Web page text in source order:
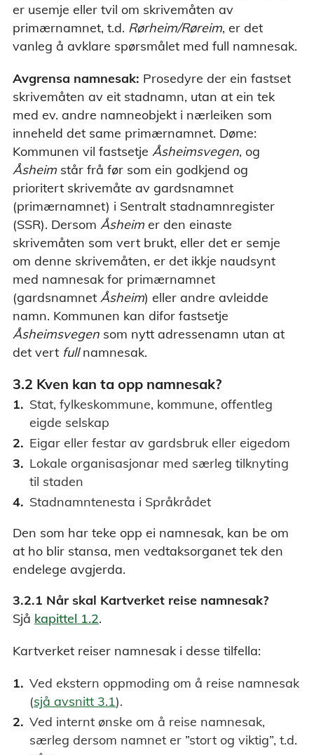
er usemje eller tvil om skrivemåten av
primærnamnet, t.d. Rørheim/Røreim, er det
vanleg å avklare spørsmålet med full namnesak.
Avgrensa namnesak: Prosedyre der ein fastset
skrivemåten av eit stadnamn, utan at ein tek
med ev. andre namneobjekt i nærleiken som
inneheld det same primærnamnet. Døme:
Kommunen vil fastsetje Åsheimsvegen, og
Åsheim står frå før som ein godkjend og
prioritert skrivemåte av gardsnamnet
(primærnamnet) i Sentralt stadnamnregister
(SSR). Dersom Åsheim er den einaste
skrivemåten som vert brukt, eller det er semje
om denne skrivemåten, er det ikkje naudsynt
med namnesak for primærnamnet
(gardsnamnet Åsheim) eller andre avleidde
namn. Kommunen kan difor fastsetje
Åsheimsvegen som nytt adressenamn utan at
det vert fullnamnesak.
3.2 Kven kan ta opp namnesak?
Stat, fylkeskommune, kommune, offentleg
eigde selskap
Eigar eller festar av gardsbruk eller eigedom
Lokale organisasjonar med særleg tilknyting
til staden
Stadnamntenesta i Språkrådet
Den som har teke opp ei namnesak, kan be om
at ho blir stansa, men vedtaksorganet tek den
endelege avgjerda.
3.2.1 Når skal Kartverket reise namnesak?
Sjå kapittel 1.2.
Kartverket reiser namnesak i desse tilfella:
Ved ekstern oppmoding om å reise namnesak
(sjå avsnitt 3.1).
Ved internt ønske om å reise namnesak,
særleg dersom namnet er ”stort og viktig”, t.d.